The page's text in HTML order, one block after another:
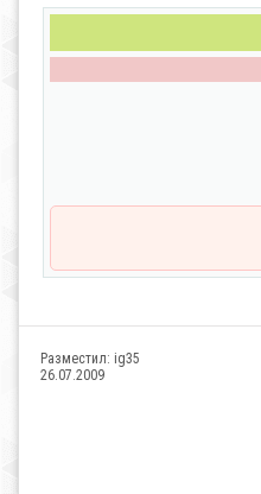
Разместил: ig35
26.07.2009